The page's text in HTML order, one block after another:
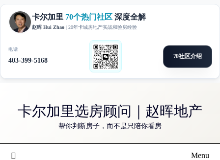
卡尔加里选房顾问｜赵晖地产
帮你判断房子，而不是只陪你看房
Menu